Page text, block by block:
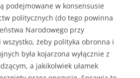
podejmowane w konsensusie
politycznych (do tego powinna
Narodowego przy
wszystko, żeby polityka obronna i
była kojarzona wyłącznie z
a jakikolwiek ułamek